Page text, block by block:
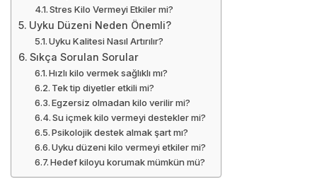
Stres Kilo Vermeyi Etkiler mi?
Uyku Düzeni Neden Önemli?
Uyku Kalitesi Nasıl Artırılır?
Sıkça Sorulan Sorular
Hızlı kilo vermek sağlıklı mı?
Tek tip diyetler etkili mi?
Egzersiz olmadan kilo verilir mi?
Su içmek kilo vermeyi destekler mi?
Psikolojik destek almak şart mı?
Uyku düzeni kilo vermeyi etkiler mi?
Hedef kiloyu korumak mümkün mü?